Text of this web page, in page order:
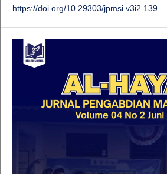
https://doi.org/10.29303/jpmsi.v3i2.139